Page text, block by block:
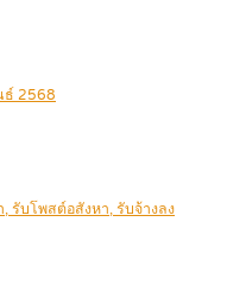
ธ์ 2568
รับโพสต์อสังหา, รับจ้างลง